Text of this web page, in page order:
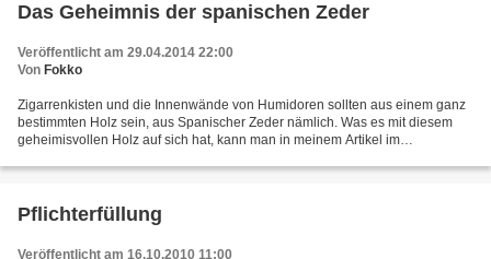
Das Geheimnis der spanischen Zeder
Veröffentlicht am 29.04.2014 22:00
Von Fokko
Zigarrenkisten und die Innenwände von Humidoren sollten aus einem ganz
bestimmten Holz sein, aus Spanischer Zeder nämlich. Was es mit diesem
geheimisvollen Holz auf sich hat, kann man in meinem Artikel im
Pflichterfüllung
Veröffentlicht am 16.10.2010 11:00